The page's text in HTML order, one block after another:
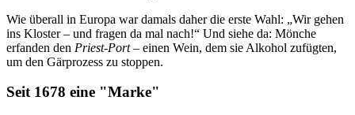
Wie überall in Europa war damals daher die erste Wahl: „Wir gehen
ins Kloster – und fragen da mal nach!“ Und siehe da: Mönche
erfanden den Priest-Port– einen Wein, dem sie Alkohol zufügten,
um den Gärprozess zu stoppen.
Seit 1678 eine "Marke"